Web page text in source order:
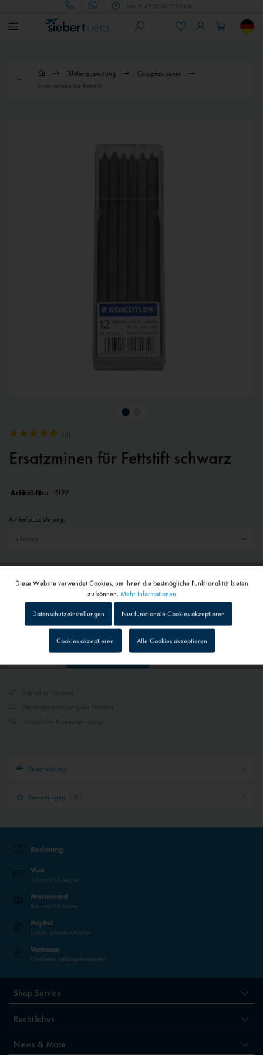
Mo.-Fr. 09:00 bis 17:00 Uhr
Pilotenausrüstung
Cockpitzubehör
Ersatzminen für Fettstift
(3)
Ersatzminen für Fettstift schwarz
Artikel-Nr.: 15197
Artikelbezeichnung:
zzgl. Versandkosten
1 - 4 Werktage
Abhängig von Versand- und Zahlungsart
In denWarenkorb Gemerkt
Beschreibung
Bewertungen 3
Rechnung
Visa
Sicher mit 3D-Secure
Mastercard
Sicher mit 3D-Secure
PayPal
Einfach, schnell und sicher
Vorkasse
Direkt ohne Zahlungsdienstleister
Shop Service
Rechtliches
News & More
Tracking Inaktiv
Personalisierung Inaktiv
Diese Website verwendet Cookies, um Ihnen die bestmögliche Funktionalität bieten
zu können. Mehr Informationen
Datenschutzeinstellungen Nur funktionale Cookies akzeptieren
Cookies akzeptieren Alle Cookies akzeptieren